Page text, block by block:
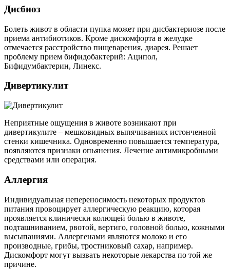
Дисбиоз
Болеть живот в области пупка может при дисбактериозе после
приема антибиотиков. Кроме дискомфорта в желудке
отмечается расстройство пищеварения, диарея. Решает
проблему прием бифидобактерий: Аципол,
Бифидумбактерин, Линекс.
Дивертикулит
Неприятные ощущения в животе возникают при
дивертикулите – мешковидных выпячиваниях истонченной
стенки кишечника. Одновременно повышается температура,
появляются признаки опьянения. Лечение антимикробными
средствами или операция.
Аллергия
Индивидуальная непереносимость некоторых продуктов
питания провоцирует аллергическую реакцию, которая
проявляется клинически колющей болью в животе,
подташниванием, рвотой, вертиго, головной болью, кожными
высыпаниями. Аллергенами являются молоко и его
производные, грибы, тростниковый сахар, например.
Дискомфорт могут вызвать некоторые лекарства по той же
причине.